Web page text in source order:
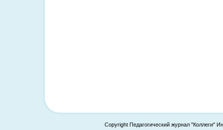
Copyright Педагогический журнал "Коллеги"